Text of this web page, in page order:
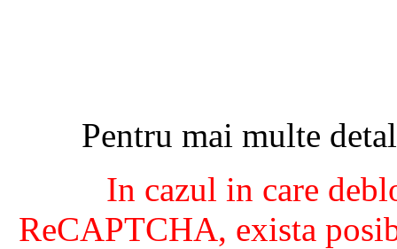
Pentru mai multe
In cazul in care
ReCAPTCHA, exista